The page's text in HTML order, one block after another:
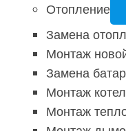
Отопление
Замена
Монтаж
Замена
Монтаж
Монтаж